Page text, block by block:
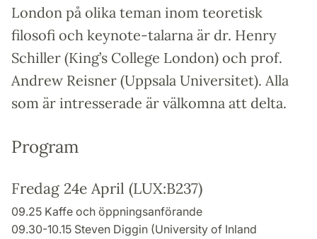
London på olika teman inom teoretisk
filosofi och keynote-talarna är dr. Henry
Schiller (King’s College London) och prof.
Andrew Reisner (Uppsala Universitet). Alla
som är intresserade är välkomna att delta.
Program
Fredag 24e April (LUX:B237)
09.25 Kaffe och öppningsanförande
09.30-10.15 Steven Diggin (University of Inland